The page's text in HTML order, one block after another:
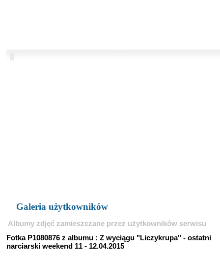
Galeria użytkowników
Albumy zdjęć zamieszczane przez użytkowników serwisu
Fotka P1080876 z albumu : Z wyciągu "Liczykrupa" - ostatni
narciarski weekend 11 - 12.04.2015